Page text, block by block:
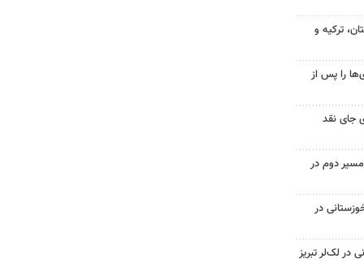
ترکیه و
را پس از
جای نقد
دوم در
در
لک‌لر تبریز